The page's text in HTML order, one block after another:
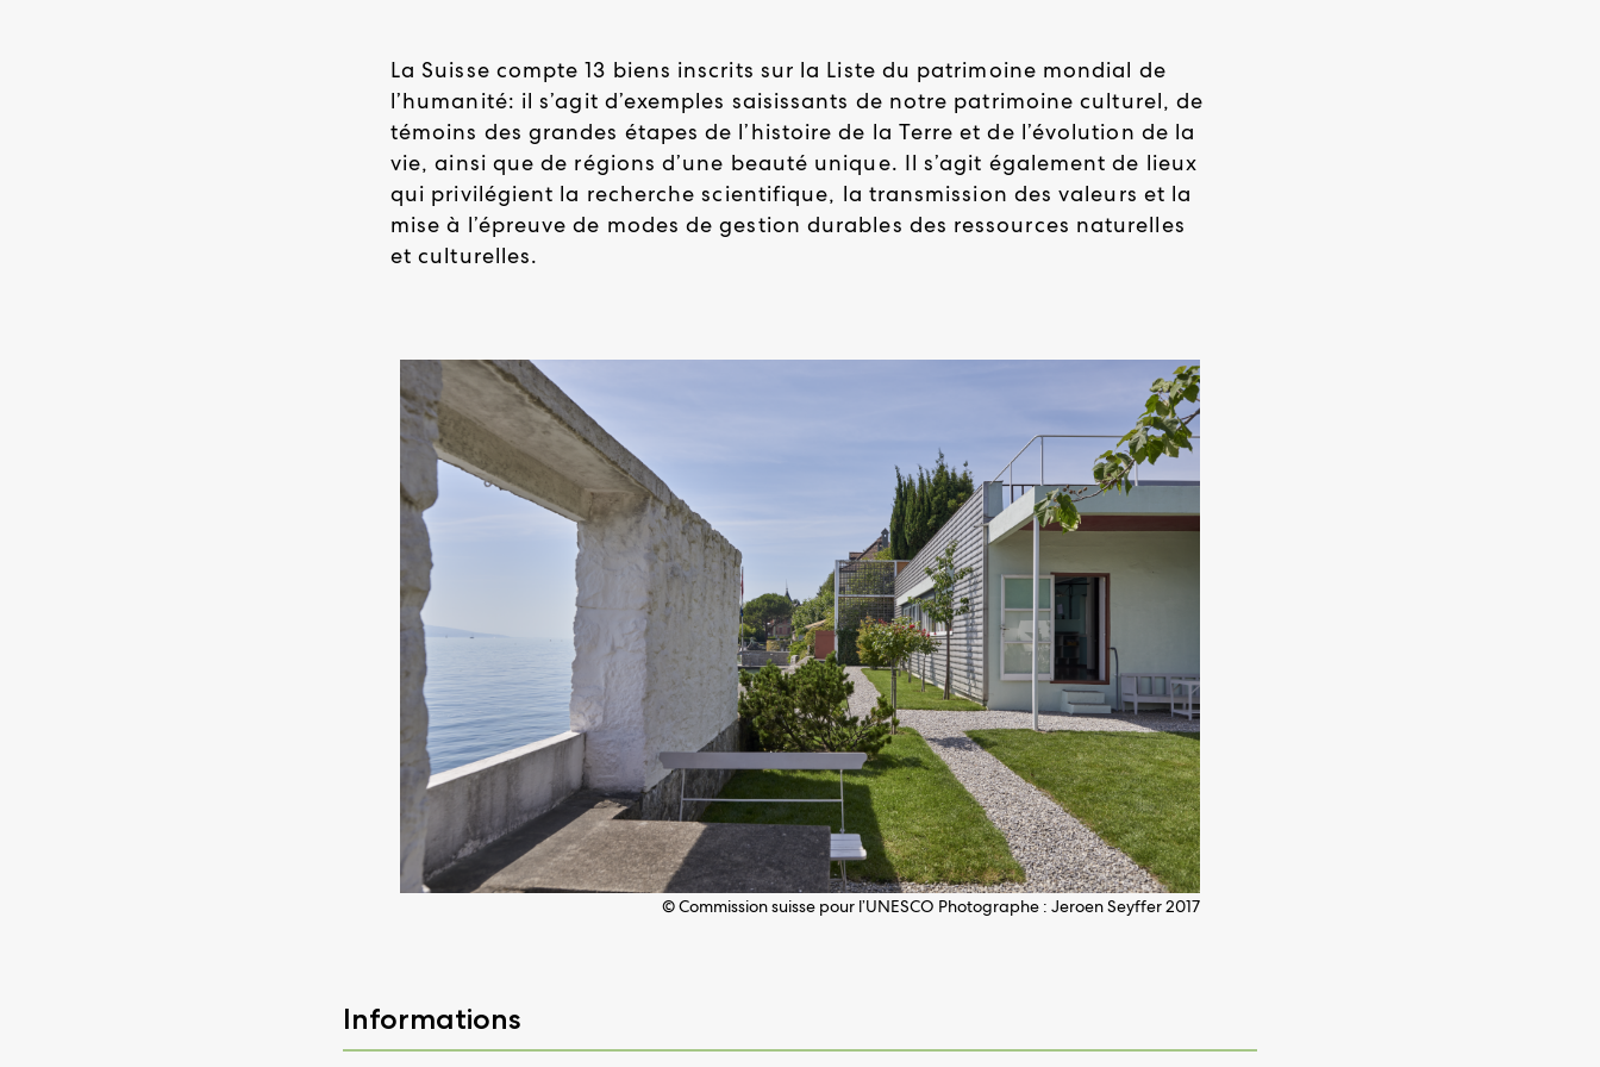
La Suisse compte 13 biens inscrits sur la Liste du patrimoine mondial de
l’humanité: il s’agit d’exemples saisissants de notre patrimoine culturel, de
témoins des grandes étapes de l’histoire de la Terre et de l’évolution de la
vie, ainsi que de régions d’une beauté unique. Il s’agit également de lieux
qui privilégient la recherche scientifique, la transmission des valeurs et la
mise à l’épreuve de modes de gestion durables des ressources naturelles
et culturelles.
© Commission suisse pour l’UNESCO Photographe : Jeroen Seyffer 2017
Informations